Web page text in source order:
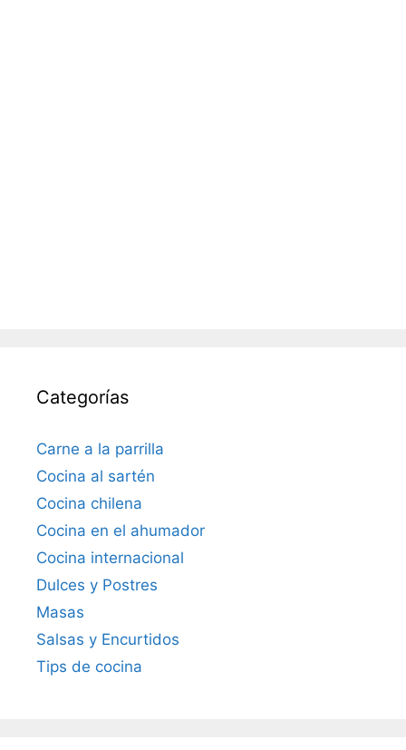
Categorías
Carne a la parrilla
Cocina al sartén
Cocina chilena
Cocina en el ahumador
Cocina internacional
Dulces y Postres
Masas
Salsas y Encurtidos
Tips de cocina